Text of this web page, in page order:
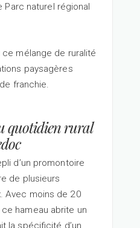
Parc naturel régional
ce mélange de ruralité
paysagères
franchie.
quotidien rural
d’un promontoire
de plusieurs
Avec moins de 20
hameau abrite un
la spécificité d’un